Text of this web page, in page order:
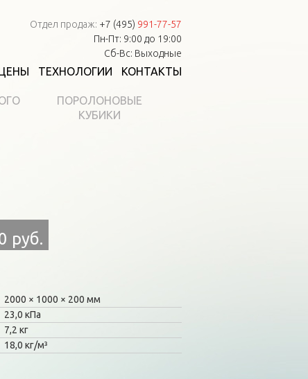
Отдел продаж: +7 (495) 991-77-57
Пн-Пт: 9:00 до 19:00
Сб-Вс: Выходные
ТЕХНОЛОГИИ КОНТАКТЫ
ПОРОЛОНОВЫЕ
КУБИКИ
руб.
2000 1000
200 мм
23,0 кПа
7,2 кг
18,0 кг/м³